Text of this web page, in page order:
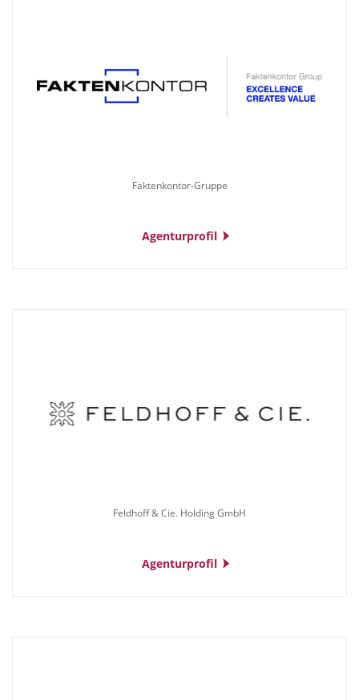
Faktenkontor-Gruppe
Agenturprofil
Feldhoff & Cie. Holding GmbH
Agenturprofil